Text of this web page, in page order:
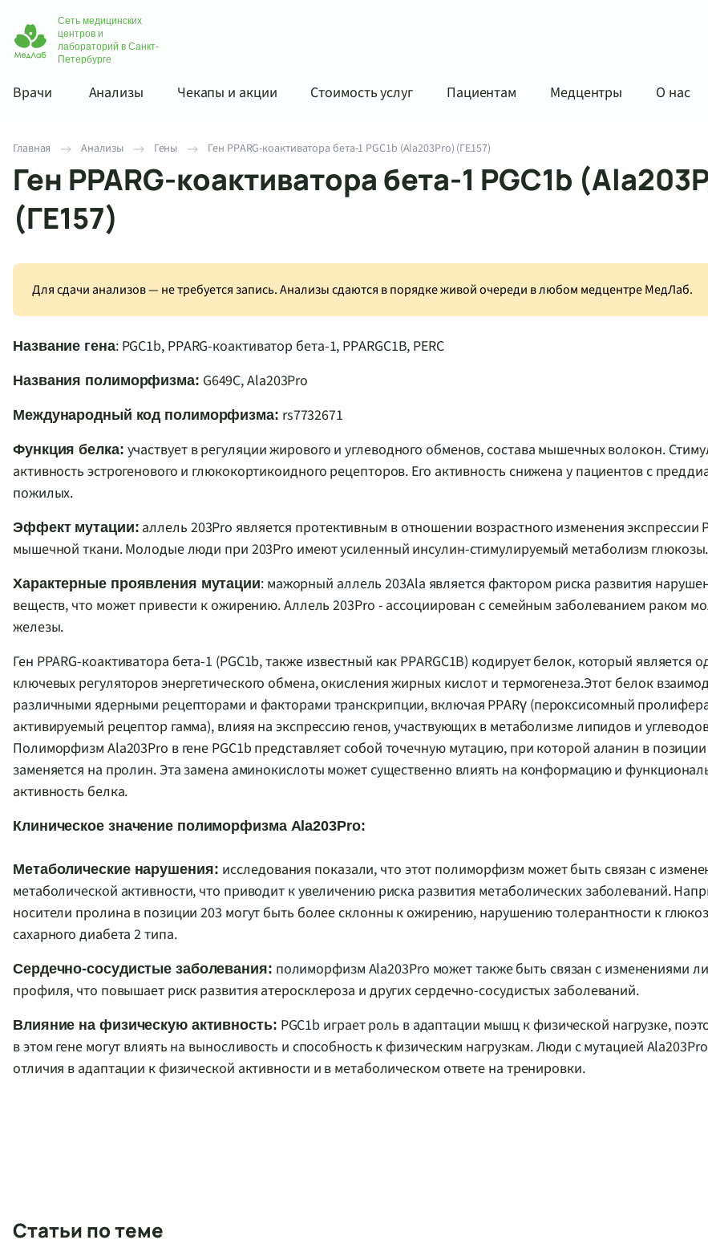
Сеть медицинских
центров и
лабораторий в Санкт-
Петербурге
Врачи Анализы Чекапы и акции Стоимость услуг Пациентам Медцентры О нас
Главная Анализы Гены Ген PPARG-коактиватора бета-1 PGC1b (Ala203Pro) (ГЕ157)
Ген PPARG-коактиватора бета-1 PGC1b
(ГЕ157)
Для сдачи анализов — не требуется запись. Анализы сдаются в порядке живой очереди в любом медцентре МедЛаб.
Название гена: PGC1b, PPARG-коактиватор бета-1, PPARGC1B, PERC
Названия полиморфизма: G649C,Ala203Pro
Международный код полиморфизма: rs7732671
Функция белка: участвует в регуляции жирового и углеводного обменов, состава мышечных волокон.
активность эстрогенового и глюкокортикоидного рецепторов. Его активность снижена у пациентов с
пожилых.
Эффект мутации: аллель 203Pro является протективным в отношении возрастного изменения экспрессии
мышечной ткани. Молодые люди при 203Pro имеют усиленный инсулин-стимулируемый метаболизм глюкозы.
Характерные проявления мутации: мажорный аллель 203Ala является фактором риска развития
веществ, что может привести к ожирению. Аллель 203Pro - ассоциирован с семейным заболеванием раком
железы.
Ген PPARG-коактиватора бета-1 (PGC1b, также известный как PPARGC1B) кодирует белок, который является
ключевых регуляторов энергетического обмена, окисления жирных кислот и термогенеза.Этот белок
различными ядерными рецепторами и факторами транскрипции, включая PPARγ (пероксисомный
активируемый рецептор гамма), влияя на экспрессию генов, участвующих в метаболизме липидов и
Полиморфизм Ala203Pro в гене PGC1b представляет собой точечную мутацию, при которой аланин в
заменяется на пролин. Эта замена аминокислоты может существенно влиять на конформацию и
активность белка.
Клиническое значение полиморфизма Ala203Pro:
Метаболические нарушения: исследования показали, что этот полиморфизм может быть связан с
метаболической активности, что приводит к увеличению риска развития метаболических заболеваний.
носители пролина в позиции 203 могут быть более склонны к ожирению, нарушению толерантности к
сахарного диабета 2 типа.
Сердечно-сосудистые заболевания: полиморфизм Ala203Pro может также быть связан с изменениями
профиля, что повышает риск развития атеросклероза и других сердечно-сосудистых заболеваний.
Влияние на физическую активность: PGC1b играет роль в адаптации мышц к физической нагрузке,
в этом гене могут влиять на выносливость и способность к физическим нагрузкам. Люди с мутацией
отличия в адаптации к физической активности и в метаболическом ответе на тренировки.
Статьи по теме